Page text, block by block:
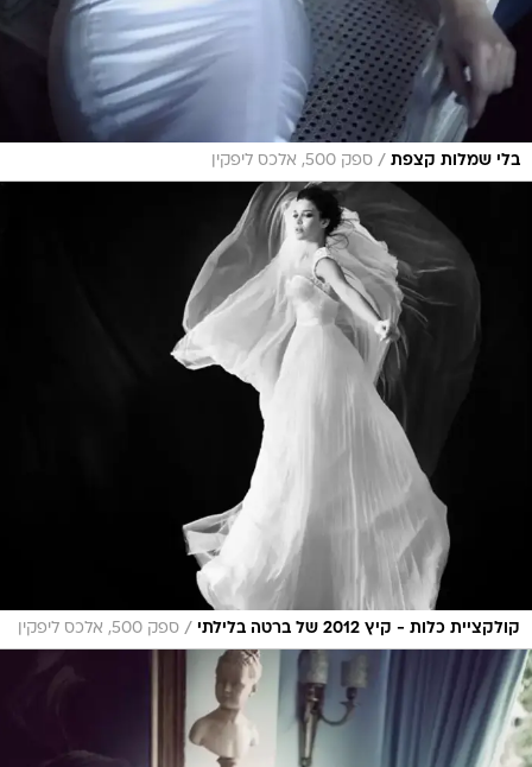
בלי שמלות קצפת / ספק 500, אלכס ליפקין
קולקציית כלות - קיץ 2012 של ברטה בלילתי / ספק 500, אלכס ליפקין